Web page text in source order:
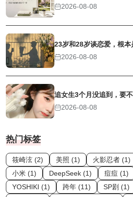
2026-08-08
23岁和28岁谈恋爱，根本
2026-08-08
追女生3个月没追到，要
2026-08-08
热门标签
筱崎泫 (2) 美照 (1) 火影忍者 (1)
小米 (1)
DeepSeek (1) 痘痘 (1)
YOSHIKI (1)
跨年 (11) SP剧 (1)